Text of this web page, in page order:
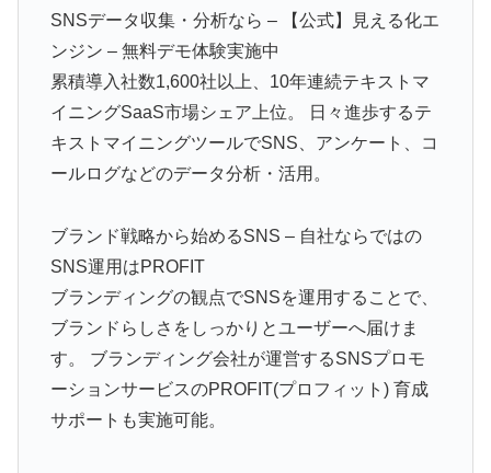
SNSデータ収集・分析なら – 【公式】見える化エ
ンジン – 無料デモ体験実施中
累積導入社数1,600社以上、10年連続テキストマ
イニングSaaS市場シェア上位。 日々進歩するテ
キストマイニングツールでSNS、アンケート、コ
ールログなどのデータ分析・活用。
ブランド戦略から始めるSNS – 自社ならではの
SNS運用はPROFIT
ブランディングの観点でSNSを運用することで、
ブランドらしさをしっかりとユーザーへ届けま
す。 ブランディング会社が運営するSNSプロモ
ーションサービスのPROFIT(プロフィット) 育成
サポートも実施可能。